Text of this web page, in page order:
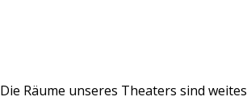
Die Räume unseres Theaters sind